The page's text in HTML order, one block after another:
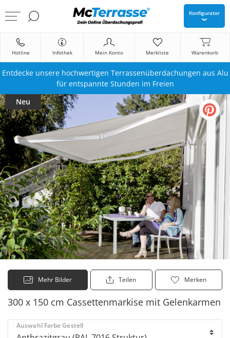
Konfigurator
Hotline Infothek Mein Konto Merkliste Warenkorb
Entdecke unsere hochwertigen Terrassenüberdachungen aus Alu
für entspannte Stunden im Freien
Neu
Mehr Bilder Teilen Merken
300 x 150 cm Cassettenmarkise mit Gelenkarmen
Auswahl Farbe Gestell